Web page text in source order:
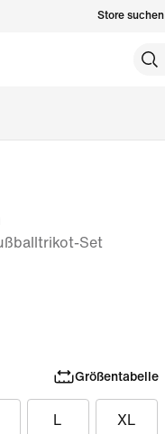
Store suchen
Set
Größentabelle
L XL